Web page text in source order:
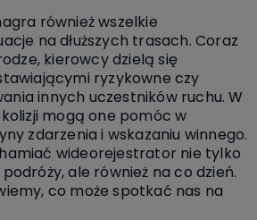
również wszelkie
na dłuższych trasach. Coraz
kierowcy dzielą się
ryzykowne czy
innych uczestników ruchu. W
mogą one pomóc w
zdarzenia i wskazaniu winnego.
wideorejestrator nie tylko
ale również na co dzień.
co może spotkać nas na